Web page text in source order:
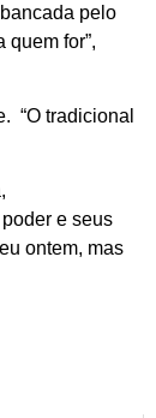
pelo
for”,
“O tradicional
e seus
ontem, mas